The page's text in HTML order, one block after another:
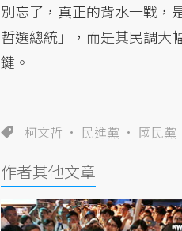
別忘了，真正的背水一戰，
哲選總統」，而是其民調大
鍵。
柯文哲 民進黨 國民黨
作者其他文章